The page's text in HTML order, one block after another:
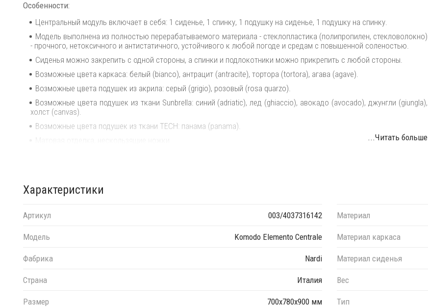
Особенности:
Центральный модуль включает в себя: 1 сиденье, 1 спинку, 1 подушку на сиденье, 1 подушку на спинку.
Модель выполнена из полностью перерабатываемого материала - стеклопластика (полипропилен, стекловолокно)
- прочного, нетоксичного и антистатичного, устойчивого к любой погоде и средам с повышенной соленостью.
Сиденья можно закрепить с одной стороны, а спинки и подлокотники можно прикрепить с любой стороны.
Возможные цвета каркаса: белый (bianco), антрацит (antracite), тортора (tortora), агава (agave).
Возможные цвета подушек из акрила: серый (grigio), розовый (rosa quarzo).
Возможные цвета подушек из ткани Sunbrella: синий (adriatic), лед (ghiaccio), авокадо (avocado), джунгли (giungla),
холст (canvas).
Возможные цвета подушек из ткани TECH: панама (panama).
Матовая отделка, нескользящие ножки.
Открыть инструкцию по сборке
индивидуальные решения для Вашего интерьера.
...Читать больше
Характеристики
Артикул 003/4037316142
Модель Komodo Elemento Centrale
Фабрика Nardi
Страна Италия
Размер 700х780х900 мм
Материал
Материал каркаса
Материал сиденья
Вес
Тип